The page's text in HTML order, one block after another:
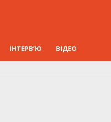
ІНТЕРВ’Ю ВІДЕО